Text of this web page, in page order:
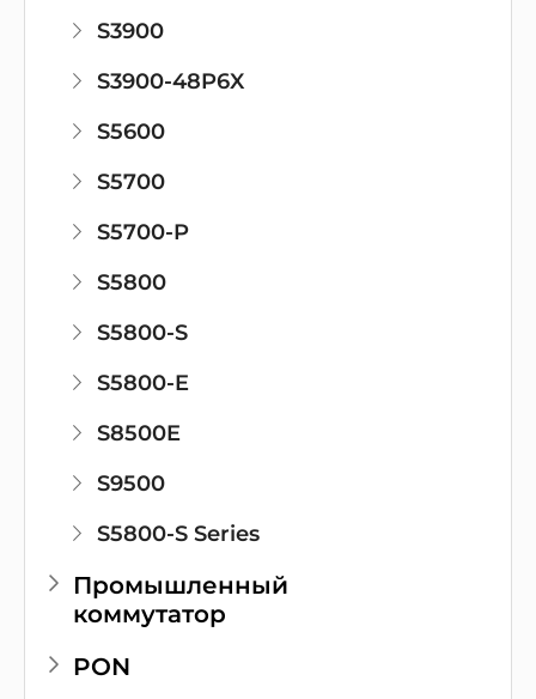
S3900
S3900-48P6X
S5600
S5700
S5700-P
S5800
S5800-S
S5800-E
S8500E
S9500
S5800-S Series
Промышленный
коммутатор
PON